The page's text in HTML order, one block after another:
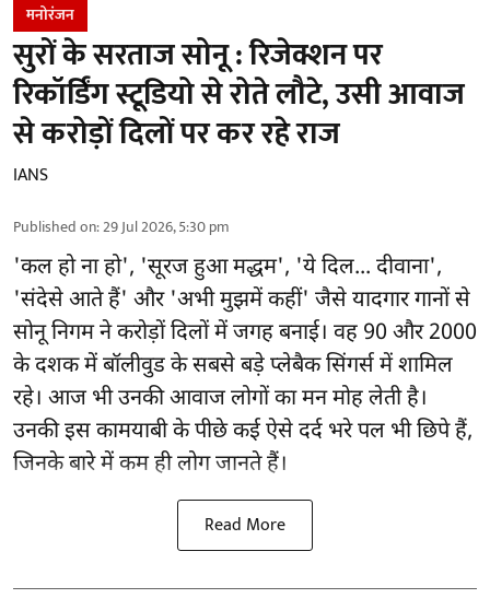
मनोरंजन
सुरों के सरताज सोनू : रिजेक्शन पर
रिकॉर्डिंग स्टूडियो से रोते लौटे, उसी आवाज
से करोड़ों दिलों पर कर रहे राज
IANS
Published on:29 Jul 2026, 5:30 pm
'कल हो ना हो', 'सूरज हुआ मद्धम', 'ये दिल... दीवाना',
'संदेसे आते हैं' और 'अभी मुझमें कहीं' जैसे यादगार गानों से
सोनू निगम ने करोड़ों दिलों में जगह बनाई। वह 90 और 2000
के दशक में बॉलीवुड के सबसे बड़े प्लेबैक सिंगर्स में शामिल
रहे। आज भी उनकी आवाज लोगों का मन मोह लेती है।
उनकी इस कामयाबी के पीछे कई ऐसे दर्द भरे पल भी छिपे हैं,
जिनके बारे में कम ही लोग जानते हैं।
Read More